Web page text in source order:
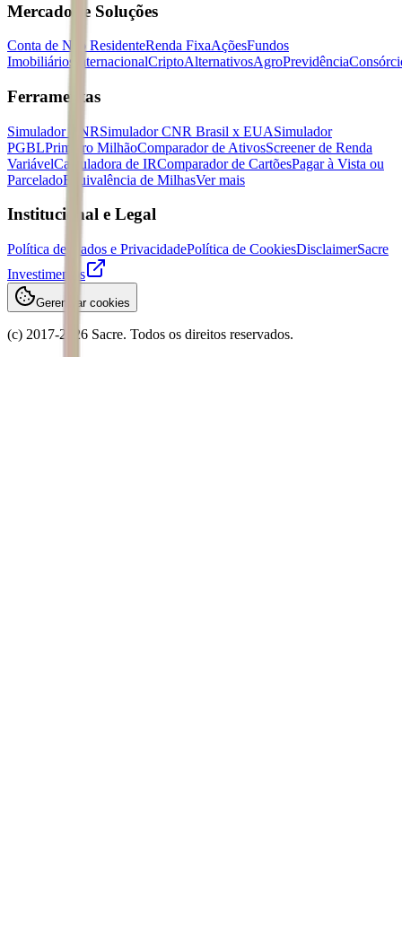
Mercados e Soluções
Conta de Não ResidenteRenda FixaAçõesFundos
Imobiliários
InternacionalCriptoAlternativosAgroPrevidência
Ferramentas
Simulador CNRSimulador CNR Brasil x EUASimulador
PGBLPrimeiro MilhãoComparador de AtivosScreener de Renda
VariávelCalculadora de IRComparador de CartõesPagar à Vista ou
ParceladoEquivalência de MilhasVer mais
Institucional e Legal
Política de Dados e PrivacidadePolítica de CookiesDisclaimerSacre
Investimentos
Gerenciar cookies
(c) 2017-2026 Sacre. Todos os direitos reservados.